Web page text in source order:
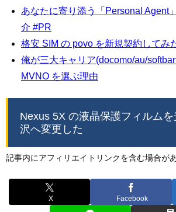
あなたに寄り添う「Personal Agent
介 #PR
格安 SIM の povo を新規契約してみ
俺が三大キャリア(docomo/au/
MVNO を選ぶ理由
Nexus 5X の液晶保護フィルム
沢へ変更した
記事内にアフィリエイトリンクを含む場合が
X Facebook